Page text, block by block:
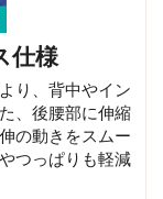
仕様
り、背中やイン
、後腰部に伸縮
の動きをスムー
つっぱりも軽減